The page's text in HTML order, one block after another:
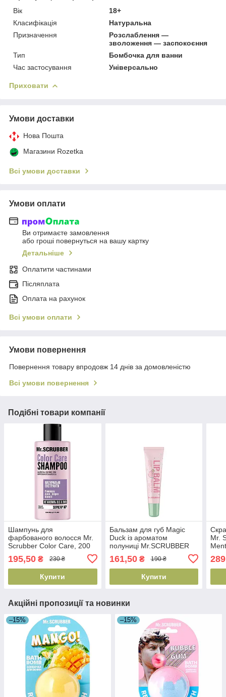
Вік
18+
Класифікація
Натуральна
Призначення
Розслаблення —
зволоження — заспокоєння
Тип
Бомбочка для ванни
Час застосування
Універсально
Приховати
Умови доставки
Нова Пошта
Магазини Rozetka
Всі умови доставки
Умови оплати
Ви отримаєте замовлення
або гроші повернуться на вашу картку
Детальніше
Оплатити частинами
Післяплата
Оплата на рахунок
Всі умови оплати
Умови повернення
Повернення товару впродовж 14 днів за домовленістю
Всі умови повернення
Подібні товари компанії
Шампунь для
фарбованого волосся Mr.
Scrubber Color Care, 200
195,50 ₴ 230 ₴
Купити
Бальзам для губ Magic
Duck із ароматом
полуниці Mr.SCRUBBER
161,50₴ 190 ₴
Купити
Mr.
289
Акційні пропозиції та новинки
–15% –15%